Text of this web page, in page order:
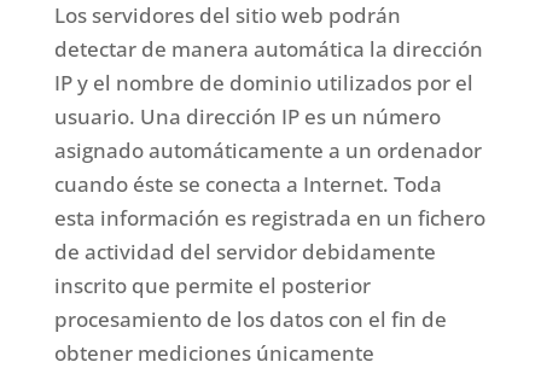
Los servidores del sitio web podrán
detectar de manera automática la dirección
IP y el nombre de dominio utilizados por el
usuario. Una dirección IP es un número
asignado automáticamente a un ordenador
cuando éste se conecta a Internet. Toda
esta información es registrada en un fichero
de actividad del servidor debidamente
inscrito que permite el posterior
procesamiento de los datos con el fin de
obtener mediciones únicamente